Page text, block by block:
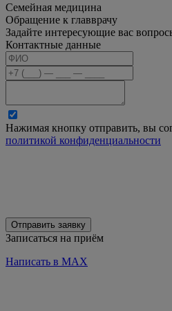
Семейная медицина
Обращение к главврачу
Задайте интересующие вас
Контактные данные
Нажимая кнопку отправить, вы
политикой конфиденциальности
Отправить заявку
Записаться на приём
Написать в MAX